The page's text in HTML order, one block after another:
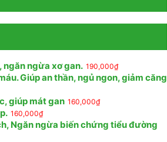
ngăn ngừa xơ gan. 190,000₫
Giúp an thần, ngủ ngon, giảm căng
giúp mát gan 160,000₫
160,000₫
Ngăn ngừa biến chứng tiểu đường